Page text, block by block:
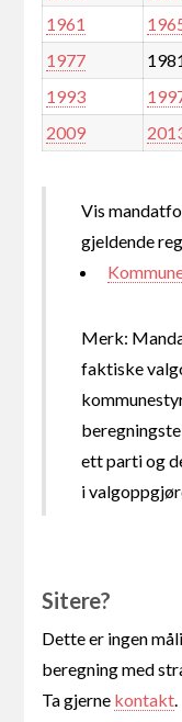
1961
1977
1993
2009
Vis
gjeldende
Merk:
faktiske
ett parti og
i
Sitere?
Dette er ingen
beregning med
Ta gjerne kontakt.